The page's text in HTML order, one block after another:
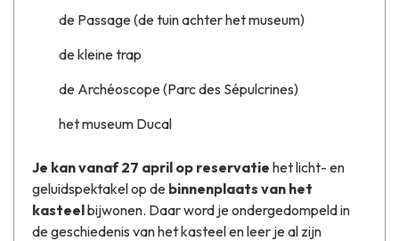
de Passage (de tuin achter het museum)
de kleine trap
de Archéoscope (Parc des Sépulcrines)
het museum Ducal
Je kan vanaf 27 april op reservatie het licht- en
geluidspektakel op de binnenplaats van het
kasteelbijwonen. Daar word je ondergedompeld in
de geschiedenis van het kasteel en leer je al zijn